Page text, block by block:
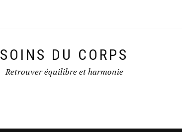
SOINS DU CORPS
Retrouver équilibre et harmonie